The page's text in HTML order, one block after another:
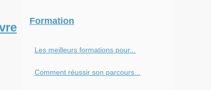
Formation
Les meilleurs formations pour...
Comment réussir son parcours...